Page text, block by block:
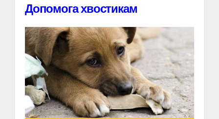
Допомога хвостикам